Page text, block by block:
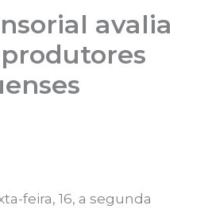
avalia
feira, 16, a segunda